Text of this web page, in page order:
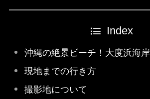
Index
沖縄の絶景ビーチ！大度浜海岸
現地までの行き方
撮影地について